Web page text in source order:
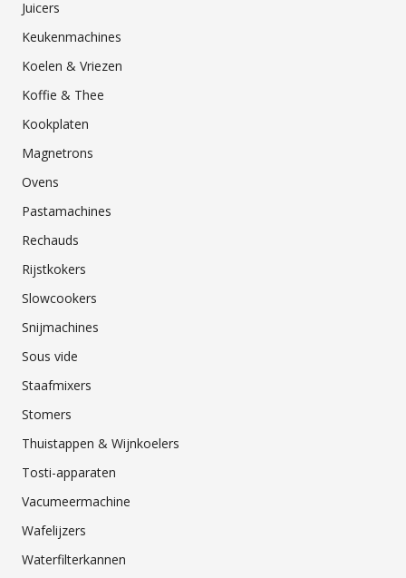
Juicers
Keukenmachines
Koelen & Vriezen
Koffie & Thee
Kookplaten
Magnetrons
Ovens
Pastamachines
Rechauds
Rijstkokers
Slowcookers
Snijmachines
Sous vide
Staafmixers
Stomers
Thuistappen & Wijnkoelers
Tosti-apparaten
Vacumeermachine
Wafelijzers
Waterfilterkannen